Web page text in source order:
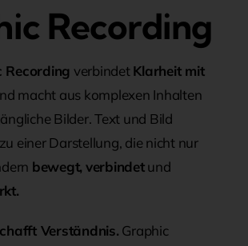
Recording
Recording verbindet Klarheit mit
macht aus komplexen Inhalten
Bilder. Text und Bild
einer Darstellung, die nicht nur
bewegt, verbindetund
Verständnis. Graphic